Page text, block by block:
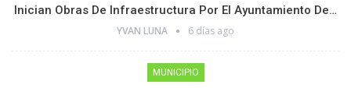
Inician Obras De Infraestructura Por El Ayuntamiento De…
YVAN LUNA 6 días ago
MUNICIPIO